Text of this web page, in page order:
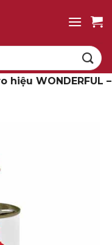
hiệu WONDERFUL –